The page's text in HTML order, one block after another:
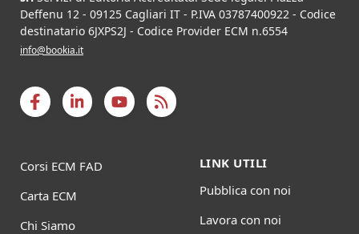
Deffenu 12 - 09125 Cagliari IT - P.IVA 03787400922 - Codice
destinatario 6JXPS2J - Codice Provider ECM n.6554
info@bookia.it
Corsi ECM FAD
Carta ECM
Chi Siamo
LINK UTILI
Pubblica con noi
Lavora con noi